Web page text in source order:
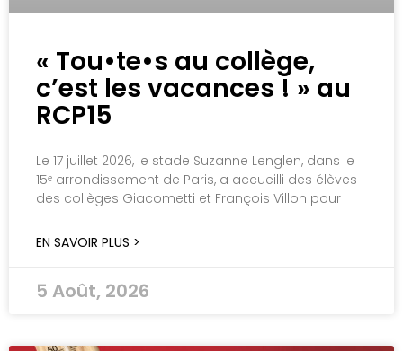
« Tou•te•s au collège,
c’est les vacances ! » au
RCP15
Le 17 juillet 2026, le stade Suzanne Lenglen, dans le
15ᵉ arrondissement de Paris, a accueilli des élèves
des collèges Giacometti et François Villon pour
EN SAVOIR PLUS >
5 Août, 2026